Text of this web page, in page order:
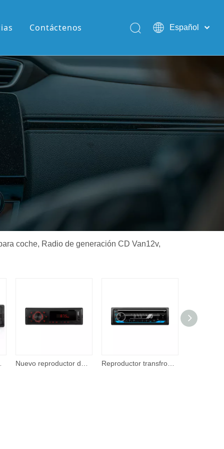
Contáctenos
Español
Pусский
coche, Radio de generación CD Van12v,